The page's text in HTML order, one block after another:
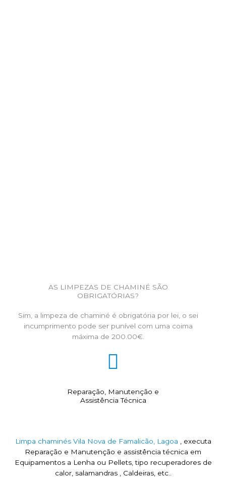
AS LIMPEZAS DE CHAMINÉ SÃO
OBRIGATÓRIAS?
Sim, a limpeza de chaminé é obrigatória por lei, o sei
incumprimento pode ser punível com uma coima
máxima de 200.00€.
Reparação, Manutenção e
Assistência Técnica
Limpa chaminés Vila Nova de Famalicão, Lagoa , executa
Reparação e Manutenção e assistência técnica em
Equipamentos a Lenha ou Pellets, tipo recuperadores de
calor, salamandras , Caldeiras, etc..